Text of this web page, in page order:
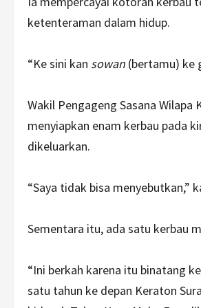
ketenteraman dalam hidup.
“Ke sini kan sowan (bertamu) ke
Wakil Pengageng Sasana
menyiapkan enam kerbau pada
dikeluarkan.
“Saya tidak bisa menyebutkan,”
Sementara itu, ada satu kerbau
“Ini berkah karena itu binatang
satu tahun ke depan Keraton